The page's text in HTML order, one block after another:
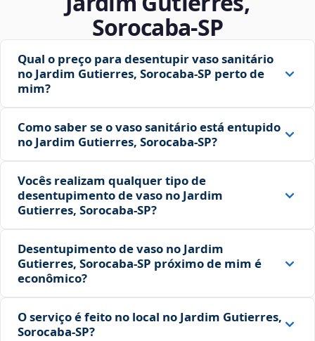
Sorocaba‑SP
Qual o preço para desentupir vaso sanitário
no Jardim Gutierres, Sorocaba‑SP perto de
mim?
Como saber se o vaso sanitário está entupido
no Jardim Gutierres, Sorocaba‑SP?
Vocês realizam qualquer tipo de
desentupimento de vaso no Jardim
Gutierres, Sorocaba‑SP?
Desentupimento de vaso no Jardim
Gutierres, Sorocaba‑SP próximo de mim é
econômico?
O serviço é feito no local no Jardim Gutierres,
Sorocaba‑SP?